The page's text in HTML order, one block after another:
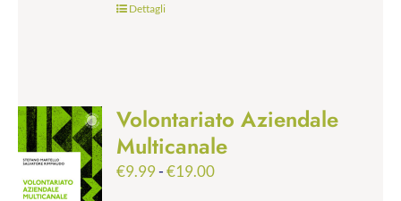
Dettagli
Volontariato Aziendale
Multicanale
€9.99-€19.00Fascia